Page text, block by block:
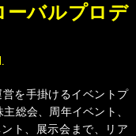
ーバルプロデ
を手掛けるイベントプ
総会、周年イベント、
ト、展示会まで、リア